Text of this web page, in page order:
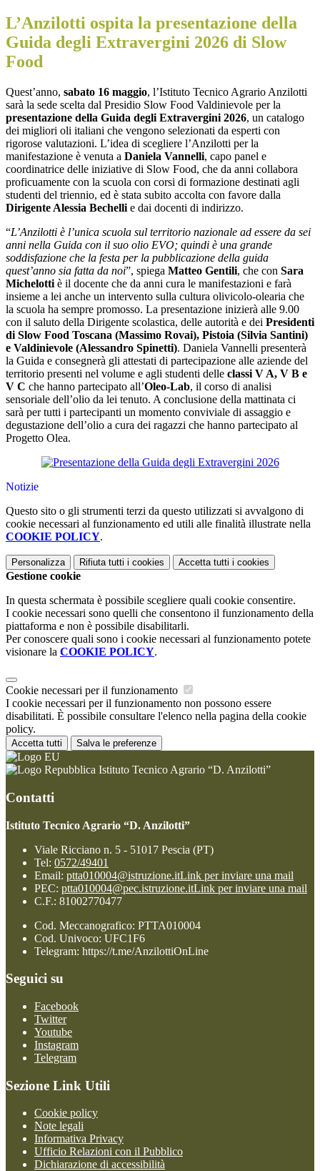
L’Anzilotti ospita la presentazione della
Guida degli Extravergini 2026 di Slow
Food
Quest’anno, sabato 16 maggio, l’Istituto Tecnico Agrario Anzilotti
sarà la sede scelta dal Presidio Slow Food Valdinievole per la
presentazione della Guida degli Extravergini 2026, un catalogo
dei migliori oli italiani che vengono selezionati da esperti con
rigorose valutazioni. L’idea di scegliere l’Anzilotti per la
manifestazione è venuta a Daniela Vannelli, capo panel e
coordinatrice delle iniziative di Slow Food, che da anni collabora
proficuamente con la scuola con corsi di formazione destinati agli
studenti del triennio, ed è stata subito accolta con favore dalla
Dirigente Alessia Bechelli e dai docenti di indirizzo.
“L’Anzilotti è l’unica scuola sul territorio nazionale ad essere da sei
anni nella Guida con il suo olio EVO; quindi è una grande
soddisfazione che la festa per la pubblicazione della guida
quest’anno sia fatta da noi”, spiega Matteo Gentili, che con Sara
Michelotti è il docente che da anni cura le manifestazioni e farà
insieme a lei anche un intervento sulla cultura olivicolo-olearia che
la scuola ha sempre promosso. La presentazione inizierà alle 9.00
con il saluto della Dirigente scolastica, delle autorità e dei Presidenti
di Slow Food Toscana (Massimo Rovai), Pistoia (Silvia Santini)
e Valdinievole (Alessandro Spinetti). Daniela Vannelli presenterà
la Guida e consegnerà gli attestati di partecipazione alle aziende del
territorio presenti nel volume e agli studenti delle classi V A, V B e
V C che hanno partecipato all’Oleo-Lab, il corso di analisi
sensoriale dell’olio da lei tenuto. A conclusione della mattinata ci
sarà per tutti i partecipanti un momento conviviale di assaggio e
degustazione dell’olio a cura dei ragazzi che hanno partecipato al
Progetto Olea.
Notizie
Questo sito o gli strumenti terzi da questo utilizzati si avvalgono di
cookie necessari al funzionamento ed utili alle finalità illustrate nella
COOKIE POLICY.
Personalizza Rifiuta tutti i cookies Accetta tutti i cookies
Gestione cookie
In questa schermata è possibile scegliere quali cookie consentire.
I cookie necessari sono quelli che consentono il funzionamento della
piattaforma e non è possibile disabilitarli.
Per conoscere quali sono i cookie necessari al funzionamento potete
visionare la COOKIE POLICY.
Cookie necessari per il funzionamento
I cookie necessari per il funzionamento non possono essere
disabilitati. È possibile consultare l'elenco nella pagina della cookie
policy.
Accetta tutti Salva le preferenze
Istituto Tecnico Agrario “D. Anzilotti”
Contatti
Istituto Tecnico Agrario “D. Anzilotti”
Viale Ricciano n. 5 - 51017 Pescia (PT)
Tel: 0572/49401
Email: ptta010004@istruzione.itLink per inviare una mail
PEC: ptta010004@pec.istruzione.itLink per inviare una mail
C.F.: 81002770477
Cod. Meccanografico: PTTA010004
Cod. Univoco: UFC1F6
Telegram: https://t.me/AnzilottiOnLine
Seguici su
Facebook
Twitter
Youtube
Instagram
Telegram
Sezione Link Utili
Cookie policy
Note legali
Informativa Privacy
Ufficio Relazioni con il Pubblico
Dichiarazione di accessibilità